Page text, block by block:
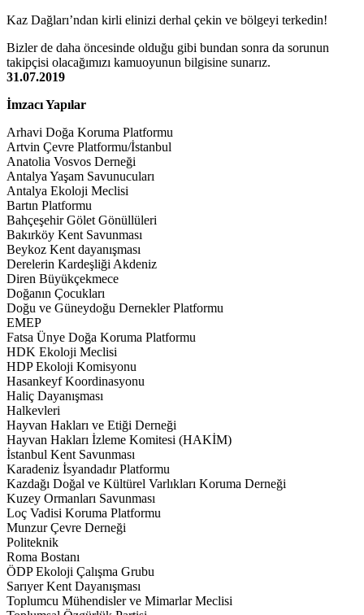
Kaz Dağları’ndan kirli elinizi derhal çekin ve bölgeyi terkedin!
Bizler de daha öncesinde olduğu gibi bundan sonra da sorunun
takipçisi olacağımızı kamuoyunun bilgisine sunarız.
31.07.2019
İmzacı Yapılar
Arhavi Doğa Koruma Platformu
Artvin Çevre Platformu/İstanbul
Anatolia Vosvos Derneği
Antalya Yaşam Savunucuları
Antalya Ekoloji Meclisi
Bartın Platformu
Bahçeşehir Gölet Gönüllüleri
Bakırköy Kent Savunması
Beykoz Kent dayanışması
Derelerin Kardeşliği Akdeniz
Diren Büyükçekmece
Doğanın Çocukları
Doğu ve Güneydoğu Dernekler Platformu
EMEP
Fatsa Ünye Doğa Koruma Platformu
HDK Ekoloji Meclisi
HDP Ekoloji Komisyonu
Hasankeyf Koordinasyonu
Haliç Dayanışması
Halkevleri
Hayvan Hakları ve Etiği Derneği
Hayvan Hakları İzleme Komitesi (HAKİM)
İstanbul Kent Savunması
Karadeniz İsyandadır Platformu
Kazdağı Doğal ve Kültürel Varlıkları Koruma Derneği
Kuzey Ormanları Savunması
Loç Vadisi Koruma Platformu
Munzur Çevre Derneği
Politeknik
Roma Bostanı
ÖDP Ekoloji Çalışma Grubu
Sarıyer Kent Dayanışması
Toplumcu Mühendisler ve Mimarlar Meclisi